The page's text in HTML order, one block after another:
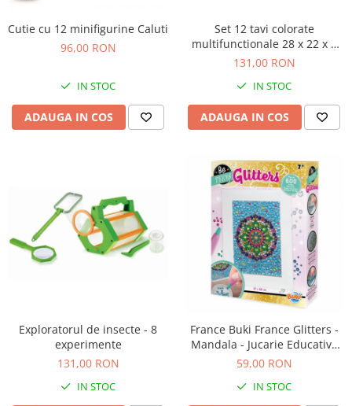
IQ puzzle
Jucarii bebelusi
Jucarii de baie
Jucarii dentitie
Jucarii de sortat
Jucarii muzicale bebelusi
Puzzle bebelusi
Cutie cu 12 minifigurine Caluti
96,00 RON
IN STOC
ADAUGA IN COS
Set 12 tavi colorate
multifunctionale 28 x 22 x 3
cm, pentru gradinita si scoala
131,00 RON
IN STOC
ADAUGA IN COS
Exploratorul de insecte - 8
experimente
131,00 RON
IN STOC
France Buki France Glitters -
Mandala - Jucarie Educativa
de inalta calitate pentru copii
59,00 RON
IN STOC